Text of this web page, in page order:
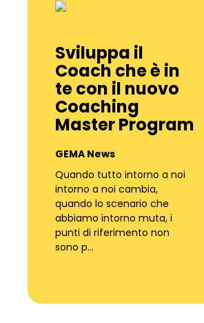
Sviluppa il
Coach che è in
te con il nuovo
Coaching
Master Program
GEMA News
Quando tutto intorno a noi
intorno a noi cambia,
quando lo scenario che
abbiamo intorno muta, i
punti di riferimento non
sono p…